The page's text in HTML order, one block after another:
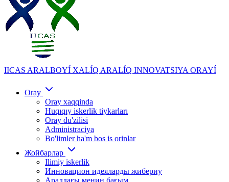
IICAS ARALBOYÍ XALÍQ ARALÍQ INNOVATSIYA ORAYÍ
Oray
Oray xaqqinda
Huqıqıy iskerlik tiykarları
Oray du'zilisi
Administraciya
Bo'limler ha'm bos is orinlar
Жойбарлар
Ilimiy iskerlik
Инновацион идеяларды жибериу
Аралдағы мениӊ бағым